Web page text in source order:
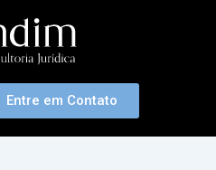
Entre em Contato